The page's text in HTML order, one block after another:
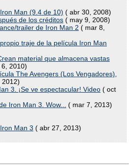
Man (9.4 de 10) ( abr 30, 2008)
de los créditos ( may 9, 2008)
trailer de Iron Man 2 ( mar 8,
traje de la película Iron Man
material que almacena vastas
2010)
The Avengers (Los Vengadores),
2012)
3. ¡Se ve espectacular! Video ( oct
Iron Man 3. Wow...
( mar 7, 2013)
Man 3 ( abr 27, 2013)